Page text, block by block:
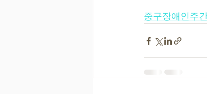
중구장애인주